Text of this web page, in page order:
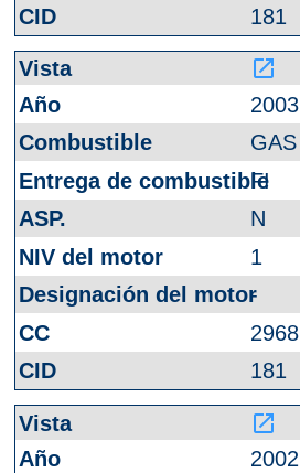
181
launch
2003
GAS
FI
N
1
-
2968
181
launch
2002